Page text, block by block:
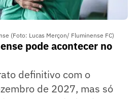
(Foto: Lucas Merçon/ Fluminense FC)
pode acontecer no
definitivo com o
de 2027, mas só